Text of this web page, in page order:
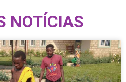
NOTÍCIAS